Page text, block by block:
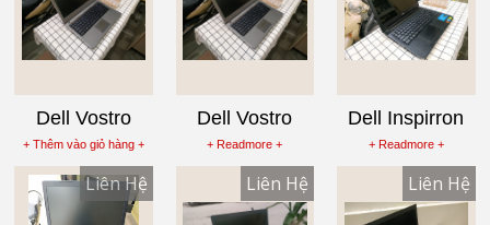
Dell Vostro
3460 Core i5
3210M , Laptop
cũ Ram 4G ổ
cứng 250g màn
+ Thêm vào giỏ hàng +
Dell Vostro
3460 Core i3
3110M , Laptop
cũ Ram 4G ổ
cứng 250g màn
+ Readmore +
Dell Inspirron
3437 Vga 2g ,
Laptop cũ Core
i3 4010U Ram
4G , Ổ Cứng
+ Readmore +
Liên Hệ Liên Hệ Liên Hệ